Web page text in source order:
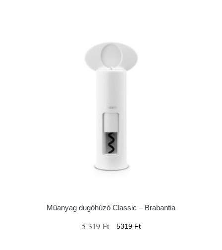
Műanyag dugóhúzó Classic – Brabantia
5 319 Ft 5319 Ft